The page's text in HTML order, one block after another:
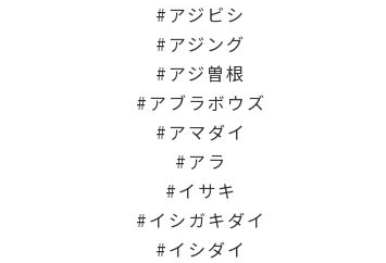
アジビシ
アジング
アジ曽根
アブラボウズ
アマダイ
アラ
イサキ
イシガキダイ
イシダイ